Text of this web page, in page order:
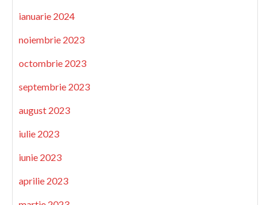
ianuarie 2024
noiembrie 2023
octombrie 2023
septembrie 2023
august 2023
iulie 2023
iunie 2023
aprilie 2023